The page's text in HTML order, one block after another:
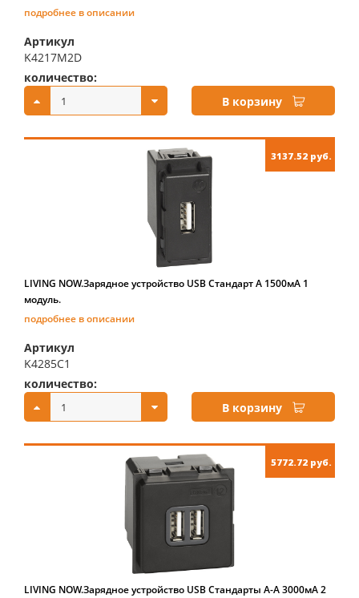
подробнее в описании
Артикул
K4217M2D
количество:
В корзину
3137.52 руб.
LIVING NOW.Зарядное устройство USB Стандарт А 1500мА 1
модуль.
подробнее в описании
Артикул
K4285C1
количество:
В корзину
5772.72 руб.
LIVING NOW.Зарядное устройство USB Стандарты А-А 3000мА 2